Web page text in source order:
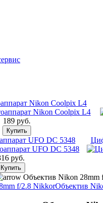
Nikon Coolpix L4
189 pуб.
UFO DC 5348
pуб.
Объектив Nikon
f/2.8 NikkorОбъектив